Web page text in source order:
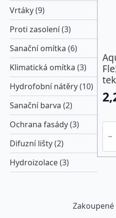
Vrtáky(9)
Proti zasolení(3)
Sanační omítka (6)
Klimatická omítka (3)
Hydrofobní nátěry(10)
Sanační barva (2)
Ochrana fasády(3)
Difuzní lišty(2)
Hydroizolace(3)
2K®
Flex
(30